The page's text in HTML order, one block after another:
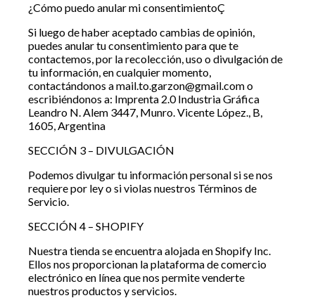
¿Cómo puedo anular mi consentimientoÇ
Si luego de haber aceptado cambias de opinión,
puedes anular tu consentimiento para que te
contactemos, por la recolección, uso o divulgación de
tu información, en cualquier momento,
contactándonos a mail.to.garzon@gmail.com o
escribiéndonos a: Imprenta 2.0 Industria Gráfica
Leandro N. Alem 3447, Munro. Vicente López., B,
1605, Argentina
SECCIÓN 3 – DIVULGACIÓN
Podemos divulgar tu información personal si se nos
requiere por ley o si violas nuestros Términos de
Servicio.
SECCIÓN 4 – SHOPIFY
Nuestra tienda se encuentra alojada en Shopify Inc.
Ellos nos proporcionan la plataforma de comercio
electrónico en línea que nos permite venderte
nuestros productos y servicios.